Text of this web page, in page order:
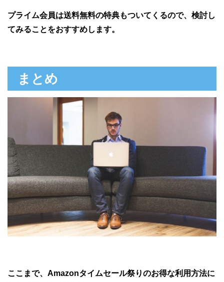
プライム会員は送料無料の特典もついてくるので、検討し
てみることをおすすめします。
まとめ
ここまで、Amazonタイムセール祭りのお得な利用方法に